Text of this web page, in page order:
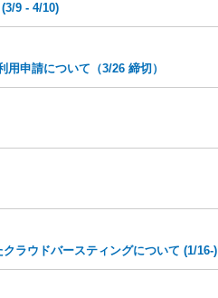
9 - 4/10)
申請について（3/26 締切）
ラウドバースティングについて (1/16-)